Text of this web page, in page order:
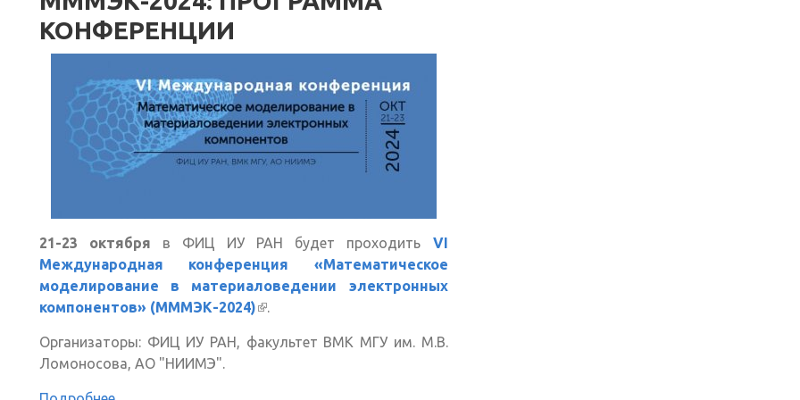
КОНФЕРЕНЦИИ
21-23 октября в ФИЦ ИУ РАН будет проходить VI
Международная конференция «Математическое
моделирование в материаловедении электронных
компонентов» (МММЭК-2024)(внешняя ссылка)
.
Организаторы: ФИЦ ИУ РАН, факультет ВМК МГУ им. М.В.
Ломоносова, АО "НИИМЭ".